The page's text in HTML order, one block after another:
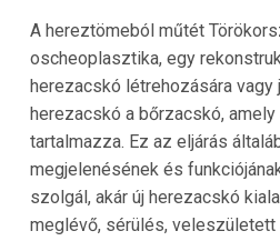
A hereztömeból műtét
oscheoplasztika, egy
herezacskó létrehozására
herezacskó a bőrzacskó,
tartalmazza. Ez az eljárás
megjelenésének és
szolgál, akár új herezacskó
meglévő, sérülés, veleszületett